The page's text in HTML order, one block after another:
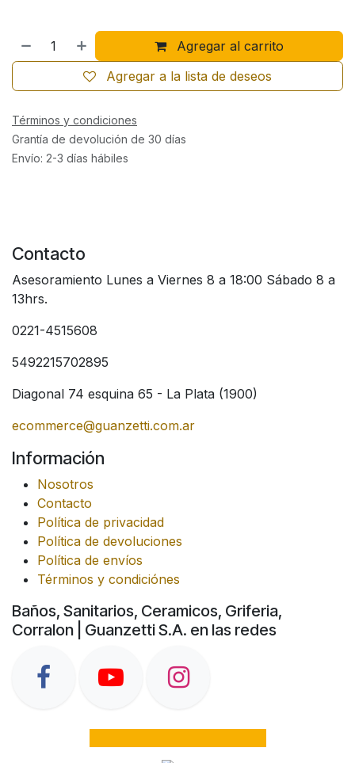
Agregar al carrito
Agregar a la lista de deseos
Términos y condiciones
Grantía de devolución de 30 días
Envío: 2-3 días hábiles
Contacto
Asesoramiento Lunes a Viernes 8 a 18:00 Sábado 8 a
13hrs.
0221-4515608
5492215702895
Diagonal 74 esquina 65 - La Plata (1900)
ecommerce@guanzetti.com.ar
Información
Nosotros
Contacto
Política de privacidad
Política de devoluciones
Política de envíos
Términos y condiciónes
Baños, Sanitarios, Ceramicos, Griferia,
Corralon | Guanzetti S.A. en las redes